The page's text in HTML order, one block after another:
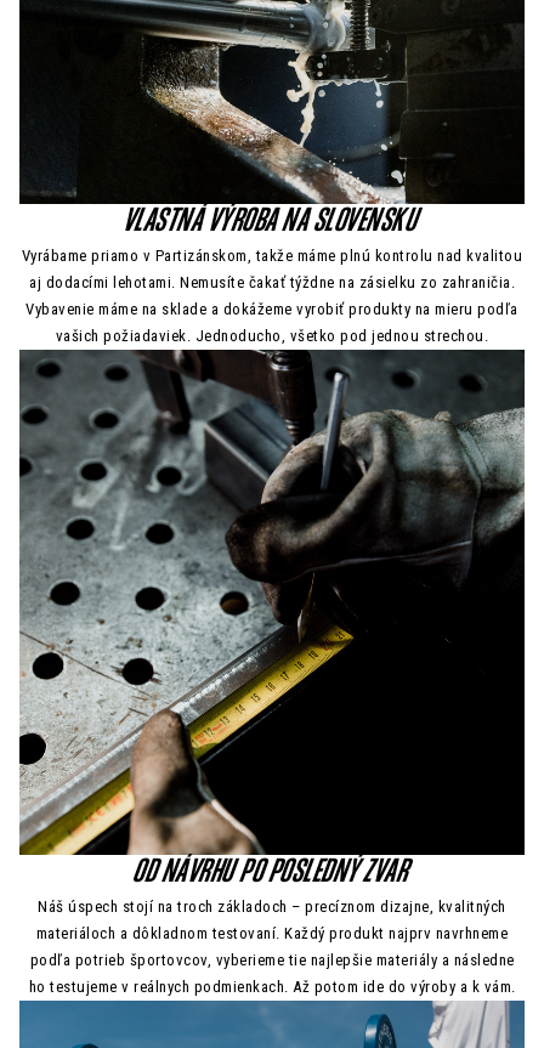
VLASTNÁ VÝROBA NA SLOVENSKU
Vyrábame priamo v Partizánskom, takže máme plnú kontrolu nad kvalitou
aj dodacími lehotami. Nemusíte čakať týždne na zásielku zo zahraničia.
Vybavenie máme na sklade a dokážeme vyrobiť produkty na mieru podľa
vašich požiadaviek. Jednoducho, všetko pod jednou strechou.
OD NÁVRHU PO POSLEDNÝ ZVAR
Náš úspech stojí na troch základoch – precíznom dizajne, kvalitných
materiáloch a dôkladnom testovaní. Každý produkt najprv navrhneme
podľa potrieb športovcov, vyberieme tie najlepšie materiály a následne
ho testujeme v reálnych podmienkach. Až potom ide do výroby a k vám.